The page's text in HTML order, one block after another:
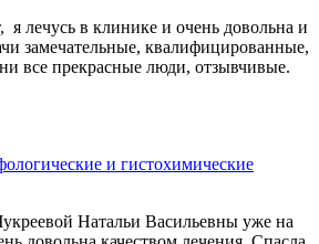
лечусь в клинике и очень довольна и
замечательные, квалифицированные,
все прекрасные люди, отзывчивые.
и гистохимические
Натальи Васильевны уже на